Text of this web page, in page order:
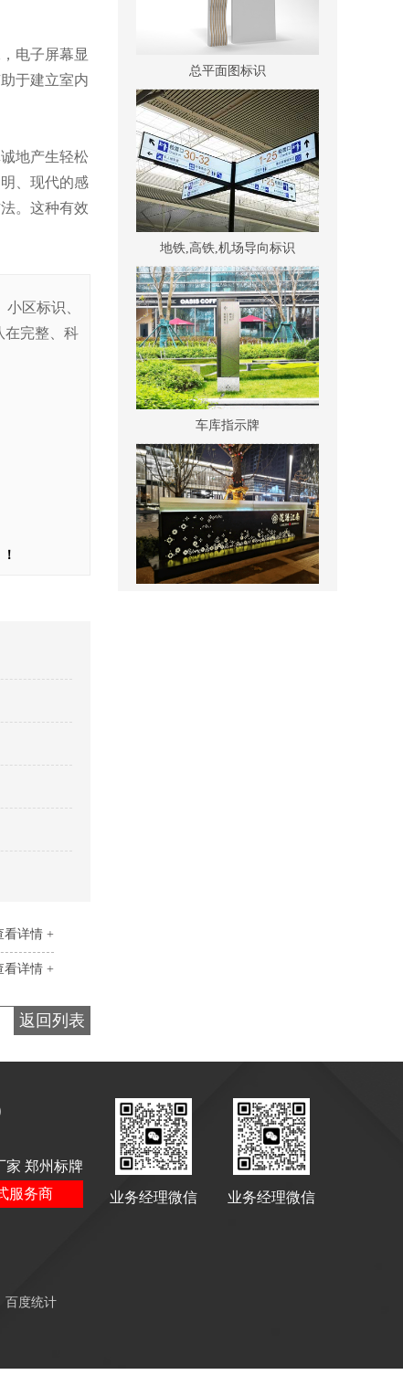
电子屏幕显
于建立室内
地产生轻松
、现代的感
。这种有效
区标识、
在完整、科
看详情 +
看详情 +
返回列表
总平面图标识
地铁,高铁,机场导向标识
车库指示牌
售楼处名称标识
景区停车场标识
百度统计
家 郑州标牌
服务商
业务经理微信 业务经理微信